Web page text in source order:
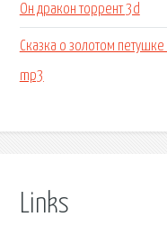
Он дракон торрент 3d
Сказка о золотом петушке
mp3
Links